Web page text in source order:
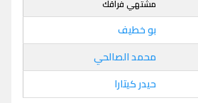
مشتهي فراقك
بو خطيف
محمد الصالحي
حيدر كيتارا